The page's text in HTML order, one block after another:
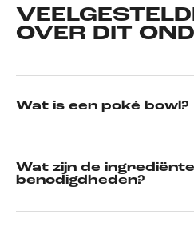
OVER DIT
Wat is een poké bowl?
Wat zijn de
benodigdheden?